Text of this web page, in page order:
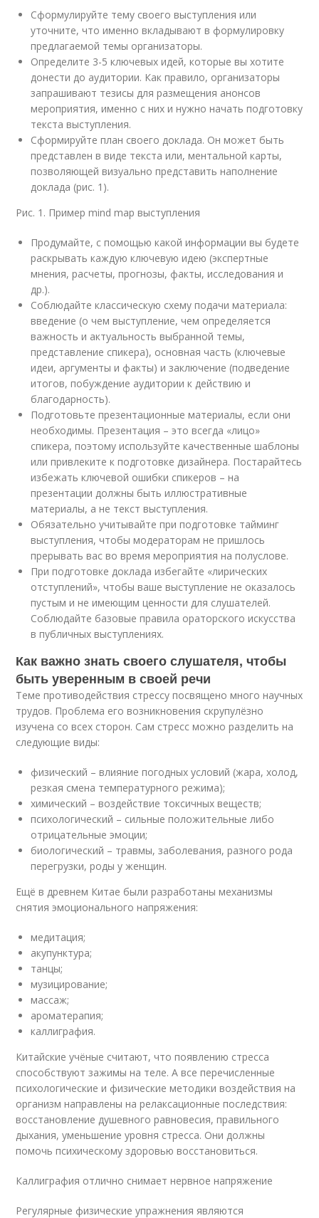
Сформулируйте тему своего выступления или
уточните, что именно вкладывают в формулировку
предлагаемой темы организаторы.
Определите 3-5 ключевых идей, которые вы хотите
донести до аудитории. Как правило, организаторы
запрашивают тезисы для размещения анонсов
мероприятия, именно с них и нужно начать подготовку
текста выступления.
Сформируйте план своего доклада. Он может быть
представлен в виде текста или, ментальной карты,
позволяющей визуально представить наполнение
доклада (рис. 1).
Рис. 1. Пример mind map выступления
Продумайте, с помощью какой информации вы будете
раскрывать каждую ключевую идею (экспертные
мнения, расчеты, прогнозы, факты, исследования и
др.).
Соблюдайте классическую схему подачи материала:
введение (о чем выступление, чем определяется
важность и актуальность выбранной темы,
представление спикера), основная часть (ключевые
идеи, аргументы и факты) и заключение (подведение
итогов, побуждение аудитории к действию и
благодарность).
Подготовьте презентационные материалы, если они
необходимы. Презентация – это всегда «лицо»
спикера, поэтому используйте качественные шаблоны
или привлеките к подготовке дизайнера. Постарайтесь
избежать ключевой ошибки спикеров – на
презентации должны быть иллюстративные
материалы, а не текст выступления.
Обязательно учитывайте при подготовке тайминг
выступления, чтобы модераторам не пришлось
прерывать вас во время мероприятия на полуслове.
При подготовке доклада избегайте «лирических
отступлений», чтобы ваше выступление не оказалось
пустым и не имеющим ценности для слушателей.
Соблюдайте базовые правила ораторского искусства
в публичных выступлениях.
Как важно знать своего слушателя, чтобы
быть уверенным в своей речи
Теме противодействия стрессу посвящено много научных
трудов. Проблема его возникновения скрупулёзно
изучена со всех сторон. Сам стресс можно разделить на
следующие виды:
физический – влияние погодных условий (жара, холод,
резкая смена температурного режима);
химический – воздействие токсичных веществ;
психологический – сильные положительные либо
отрицательные эмоции;
биологический – травмы, заболевания, разного рода
перегрузки, роды у женщин.
Ещё в древнем Китае были разработаны механизмы
снятия эмоционального напряжения:
медитация;
акупунктура;
танцы;
музицирование;
массаж;
ароматерапия;
каллиграфия.
Китайские учёные считают, что появлению стресса
способствуют зажимы на теле. А все перечисленные
психологические и физические методики воздействия на
организм направлены на релаксационные последствия:
восстановление душевного равновесия, правильного
дыхания, уменьшение уровня стресса. Они должны
помочь психическому здоровью восстановиться.
Каллиграфия отлично снимает нервное напряжение
Регулярные физические упражнения являются